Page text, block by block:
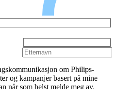
om Philips-
og kampanjer basert på mine
når som helst melde meg av.